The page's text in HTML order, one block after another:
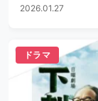
2026.01.27
ドラマ